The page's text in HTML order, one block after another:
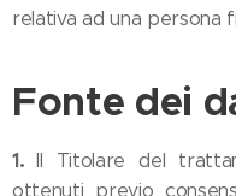
relativa ad una persona
Fonte dei
1.Il Titolare del
ottenuti previo